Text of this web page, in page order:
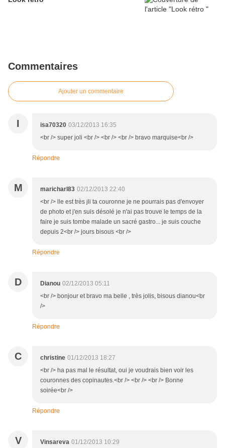
Commentaires
Ajouter un commentaire
I isa70320 03/12/2013 16:35
<br /> super joli <br /> <br /> <br /> bravo marquise<br />
Répondre
M maricharl83 02/12/2013 22:40
<br /> lle est très jli ta couronne je ne pourrais pas d'envoyer
de photo et j'en suis désolé je n'ai pas trouve le temps de la
faire je suis tombe malade un sacré gastro... je suis couche
depuis 2<br /> jours bisous <br />
Répondre
D Dianou 02/12/2013 05:11
<br /> bonjour et bravo ma belle , très jolis, bisous dianou<br
/>
Répondre
C christine 01/12/2013 18:27
<br /> ha pas mal le résultat, oui je voudrais bien voir les
couronnes des copinautes.<br /> <br /> <br /> Bonne
soirée<br />
Répondre
V Vinsareva 01/12/2013 10:29